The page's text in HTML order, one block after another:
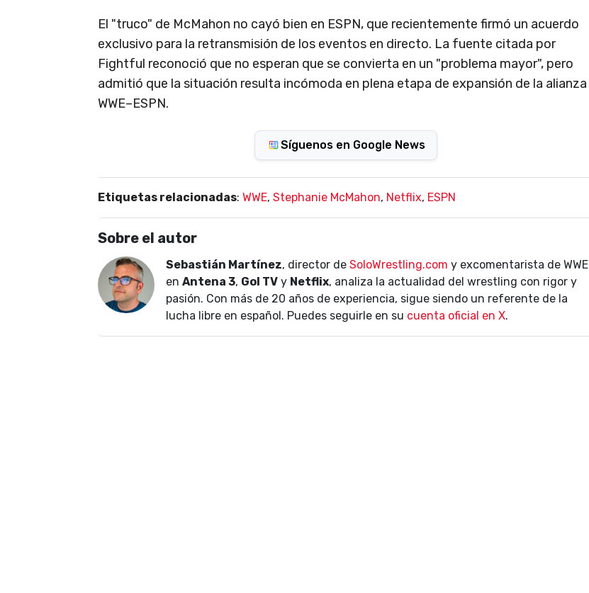
El "truco" de McMahon no cayó bien en ESPN, que recientemente firmó un acuerdo
exclusivo para la retransmisión de los eventos en directo. La fuente citada por
Fightful reconoció que no esperan que se convierta en un "problema mayor", pero
admitió que la situación resulta incómoda en plena etapa de expansión de la alianza
WWE–ESPN.
Síguenos en Google News
Etiquetas relacionadas: WWE, Stephanie McMahon, Netflix, ESPN
Sobre el autor
Sebastián Martínez, director de SoloWrestling.com y excomentarista de WWE
en Antena 3, Gol TV y Netflix, analiza la actualidad del wrestling con rigor y
pasión. Con más de 20 años de experiencia, sigue siendo un referente de la
lucha libre en español. Puedes seguirle en su cuenta oficial en X.